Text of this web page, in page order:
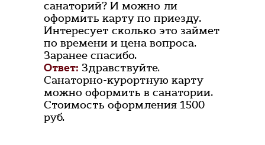
санаторий? И можно ли
оформить карту по приезду.
Интересует сколько это займет
по времени и цена вопроса.
Заранее спасибо.
Ответ: Здравствуйте.
Санаторно-курортную карту
можно оформить в санатории.
Стоимость оформления 1500
руб.